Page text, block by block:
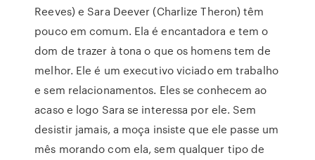
Reeves) e Sara Deever (Charlize Theron) têm
pouco em comum. Ela é encantadora e tem o
dom de trazer à tona o que os homens tem de
melhor. Ele é um executivo viciado em trabalho
e sem relacionamentos. Eles se conhecem ao
acaso e logo Sara se interessa por ele. Sem
desistir jamais, a moça insiste que ele passe um
mês morando com ela, sem qualquer tipo de